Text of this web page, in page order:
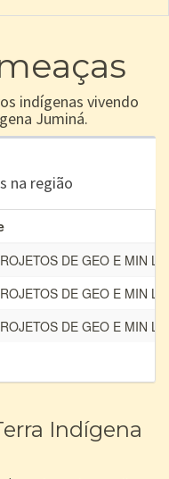
indígenas vivendo
Juminá.
na região
DE GEO E MIN
DE GEO E MIN
DE GEO E MIN
Indígena